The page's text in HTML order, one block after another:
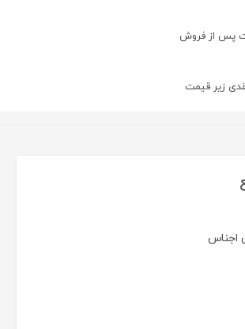
پس از فروش
زیر قیمت
اجناس